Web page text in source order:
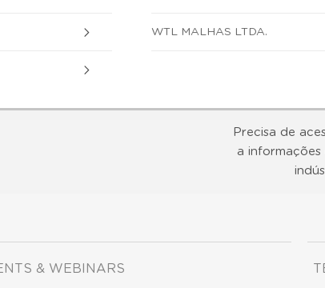
WTL MALHAS LTDA.
Precisa de
a informações
& WEBINARS